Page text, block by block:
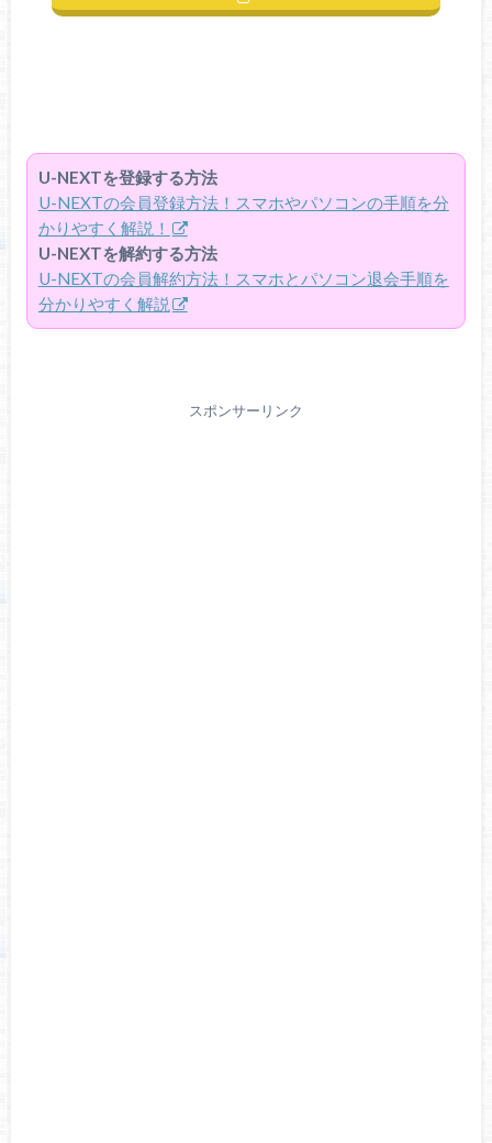
U-NEXTを登録する方法
U-NEXTの会員登録方法！スマホやパソコンの手順を分
かりやすく解説！
U-NEXTを解約する方法
U-NEXTの会員解約方法！スマホとパソコン退会手順を
分かりやすく解説
スポンサーリンク